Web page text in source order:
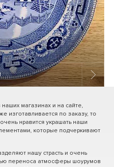
/ 6
магазинах и на сайте,
изготавливается по заказу, то
нравится украшать наши
которые подчеркивают
нашу страсть и очень
переноса атмосферы шоурумов